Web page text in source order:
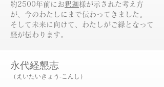
約2500年前にお釈迦様が示された考え方
が、今のわたしにまで伝わってきました。
​そして未来に向けて、わたしがご縁となって
経が伝わります。​
永代経懇志
（えいたいきょう-こんし）